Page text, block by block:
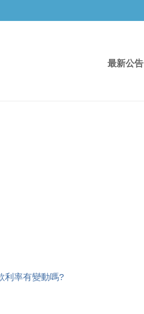
最新公告
利率有變動嗎?